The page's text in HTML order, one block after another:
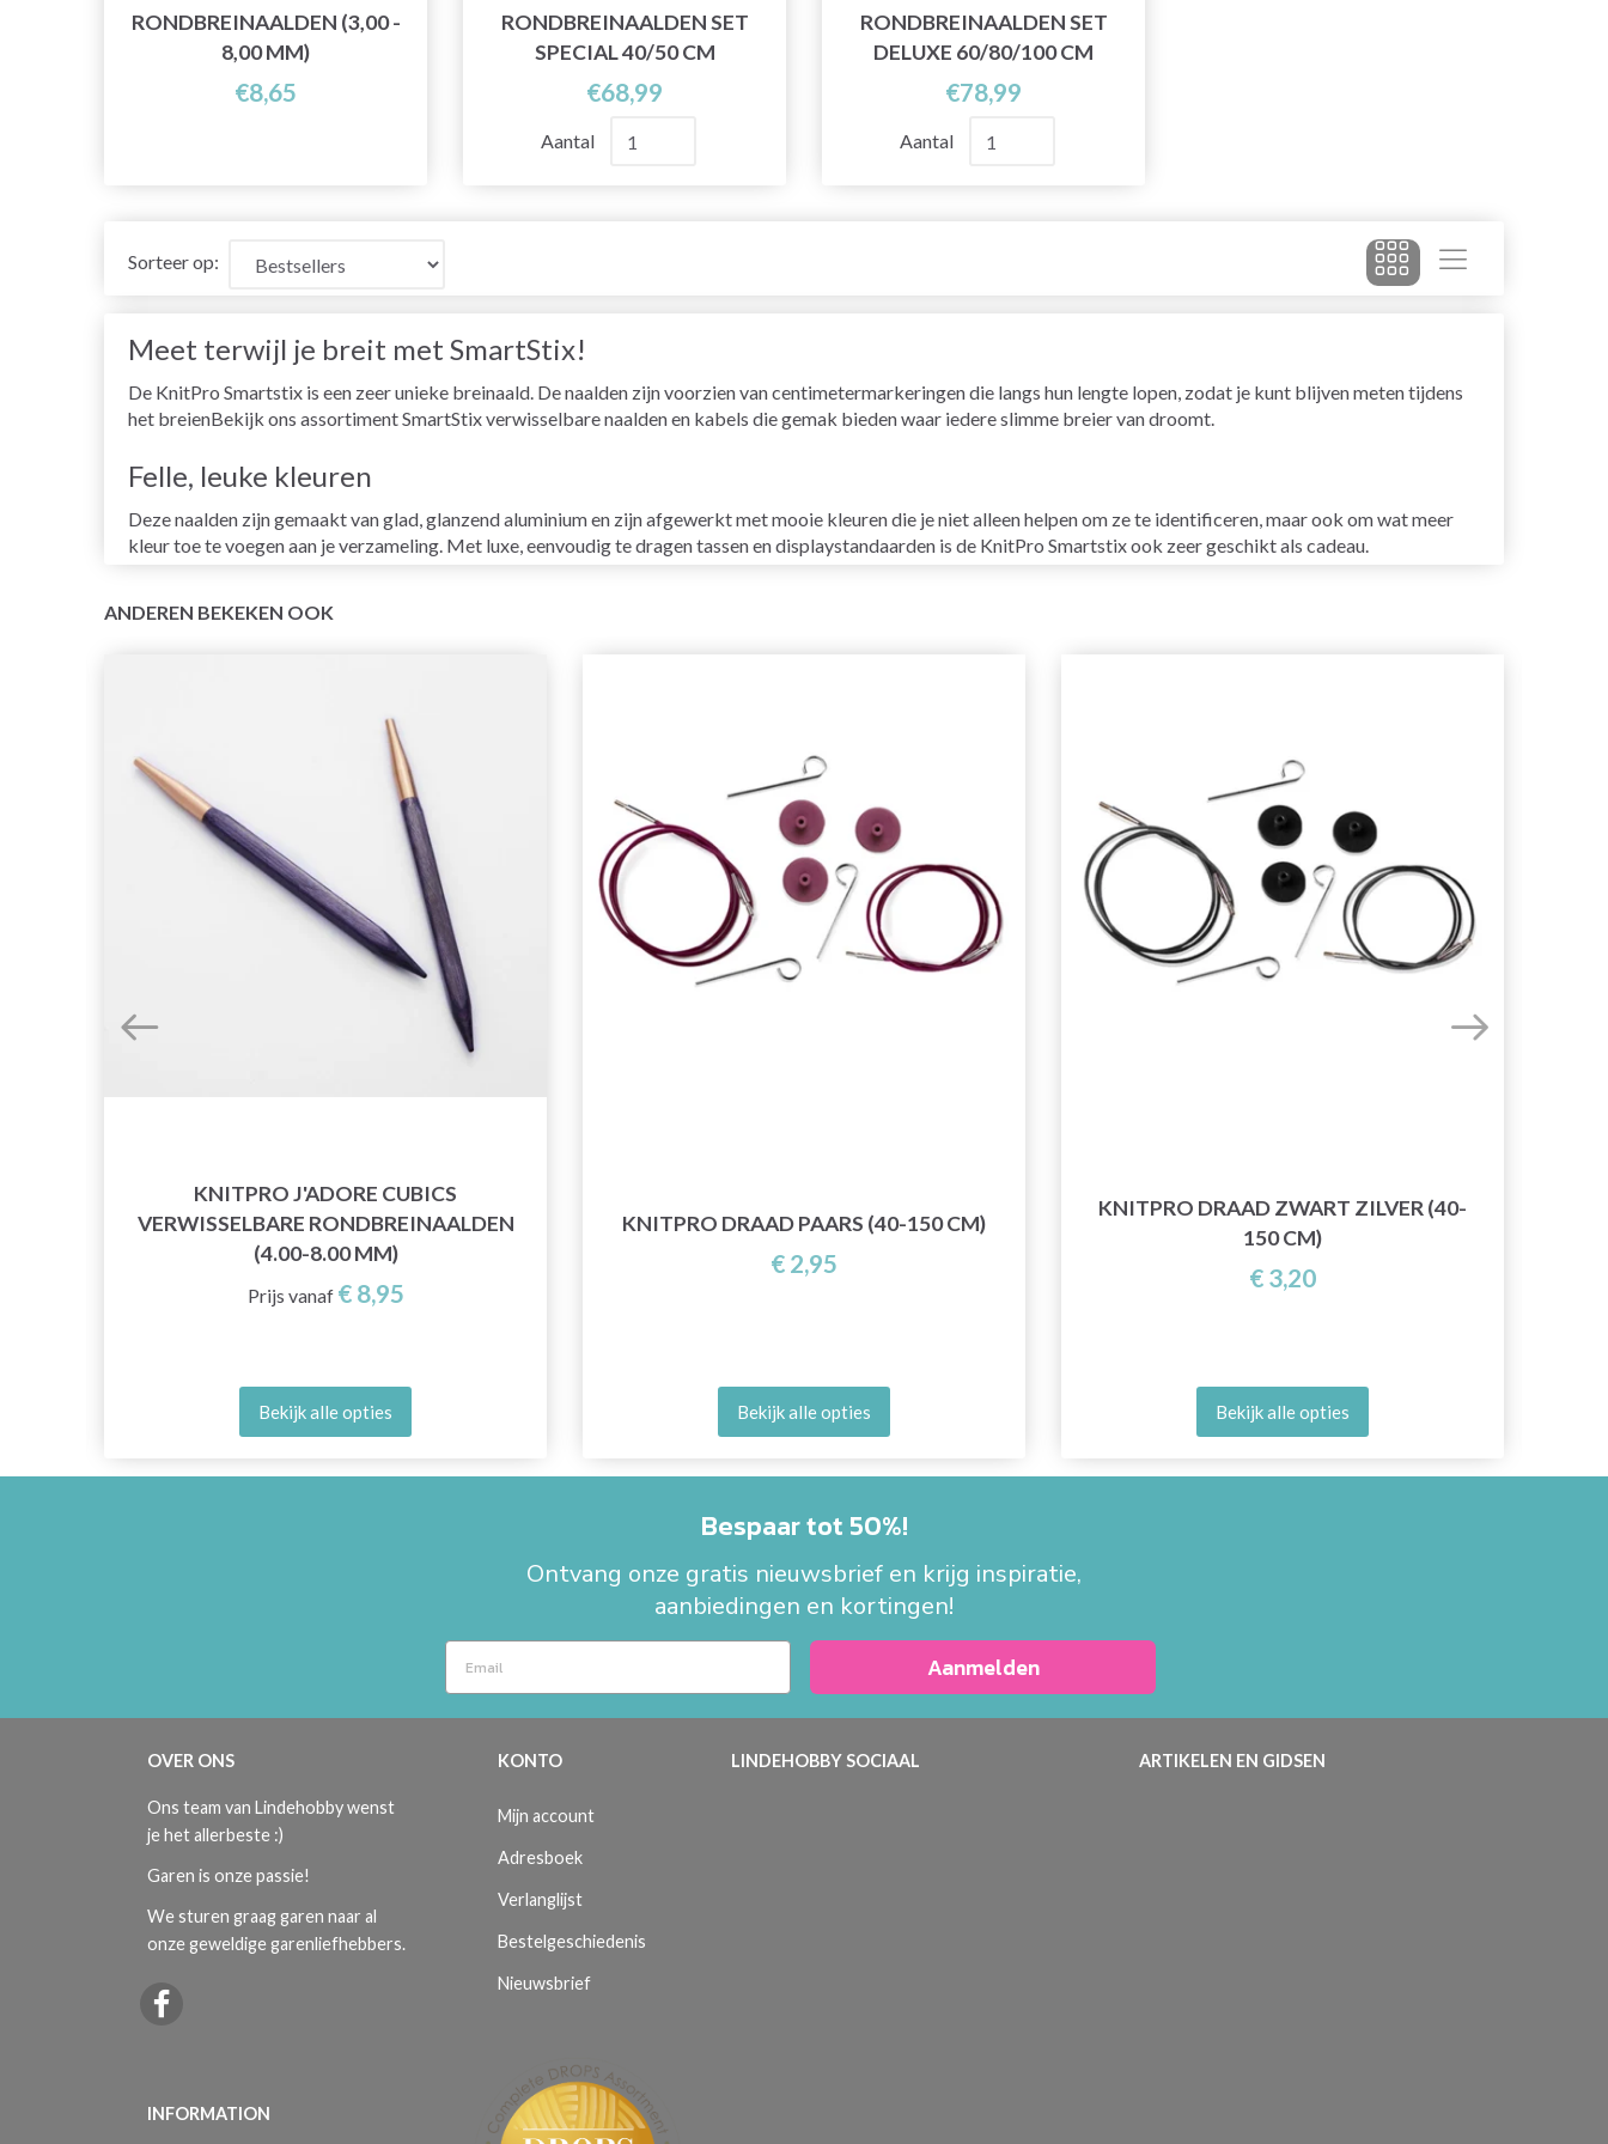
RONDBREINAALDEN (3,00 -
8,00 MM)
€8,65
RONDBREINAALDEN SET
SPECIAL 40/50 CM
€68,99
Aantal
RONDBREINAALDEN SET
DELUXE 60/80/100 CM
€78,99
Aantal
Sorteer op:
Meet terwijl je breit met SmartStix!
De KnitPro Smartstix is een zeer unieke breinaald. De naalden zijn voorzien van centimetermarkeringen die langs hun lengte lopen, zodat je kunt blijven meten tijdens
het breienBekijk ons assortiment SmartStix verwisselbare naalden en kabels die gemak bieden waar iedere slimme breier van droomt.
Felle, leuke kleuren
Deze naalden zijn gemaakt van glad, glanzend aluminium en zijn afgewerkt met mooie kleuren die je niet alleen helpen om ze te identificeren, maar ook om wat meer
kleur toe te voegen aan je verzameling. Met luxe, eenvoudig te dragen tassen en displaystandaarden is de KnitPro Smartstix ook zeer geschikt als cadeau.
ANDEREN BEKEKEN OOK
KNITPRO J'ADORE CUBICS
VERWISSELBARE RONDBREINAALDEN
(4.00-8.00 MM)
Prijs vanaf € 8,95
Bekijk alle opties
KNITPRO DRAAD PAARS (40-150 CM)
€ 2,95
Bekijk alle opties
KNITPRO DRAAD ZWART ZILVER (40-
150 CM)
€ 3,20
Bekijk alle opties
Bespaar tot 50%!
Ontvang onze gratis nieuwsbrief en krijg inspiratie,
aanbiedingen en kortingen!
Aanmelden
OVER ONS
Ons team van Lindehobby wenst
je het allerbeste :)
Garen is onze passie!
We sturen graag garen naar al
onze geweldige garenliefhebbers.
INFORMATION
KONTO
Mijn account
Adresboek
Verlanglijst
Bestelgeschiedenis
Nieuwsbrief
LINDEHOBBY SOCIAAL ARTIKELEN EN GIDSEN